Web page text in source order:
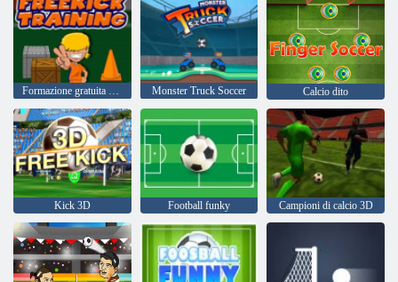
Formazione gratuita di tiro Monster Truck Soccer Calcio dito
Kick 3D Football funky Campioni di calcio 3D